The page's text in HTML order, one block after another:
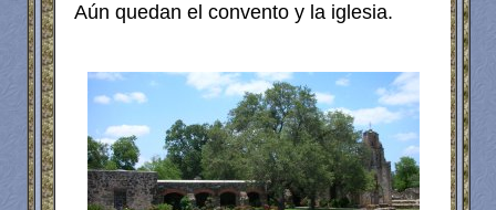
Aún quedan el convento y la iglesia.